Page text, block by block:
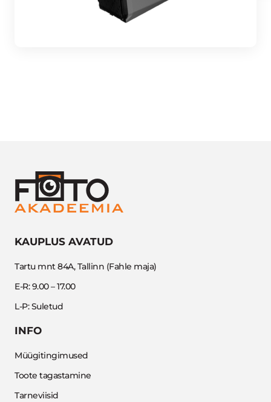
KAUPLUS AVATUD
Tartu mnt 84A, Tallinn (Fahle maja)
E-R: 9.00 – 17.00
L-P: Suletud
INFO
Müügitingimused
Toote tagastamine
Tarneviisid